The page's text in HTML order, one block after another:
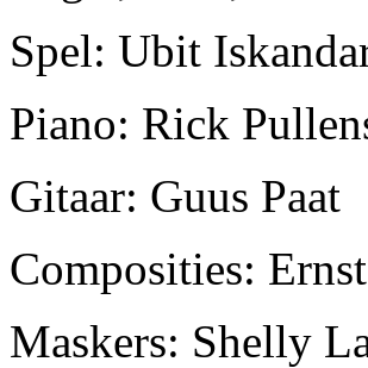
Spel: Ubit
Piano: Rick
Gitaar: Guus Paat
Composities:
Maskers: Shelly